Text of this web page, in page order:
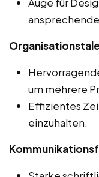
um mehrere
Effizientes
einzuhalten.